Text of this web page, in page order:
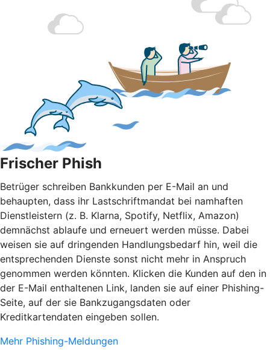
Frischer Phish
Betrüger schreiben Bankkunden per E-Mail an und
behaupten, dass ihr Lastschriftmandat bei namhaften
Dienstleistern (z. B. Klarna, Spotify, Netflix, Amazon)
demnächst ablaufe und erneuert werden müsse. Dabei
weisen sie auf dringenden Handlungsbedarf hin, weil die
entsprechenden Dienste sonst nicht mehr in Anspruch
genommen werden könnten. Klicken die Kunden auf den in
der E-Mail enthaltenen Link, landen sie auf einer Phishing-
Seite, auf der sie Bankzugangsdaten oder
Kreditkartendaten eingeben sollen.
Mehr Phishing-Meldungen